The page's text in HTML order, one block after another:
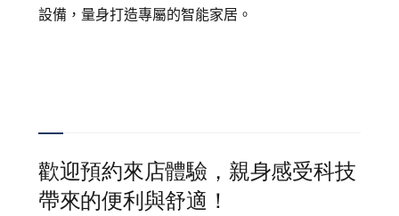
設備，量身打造專屬的智能家居。
歡迎預約來店體驗，親身感受科技
帶來的便利與舒適！